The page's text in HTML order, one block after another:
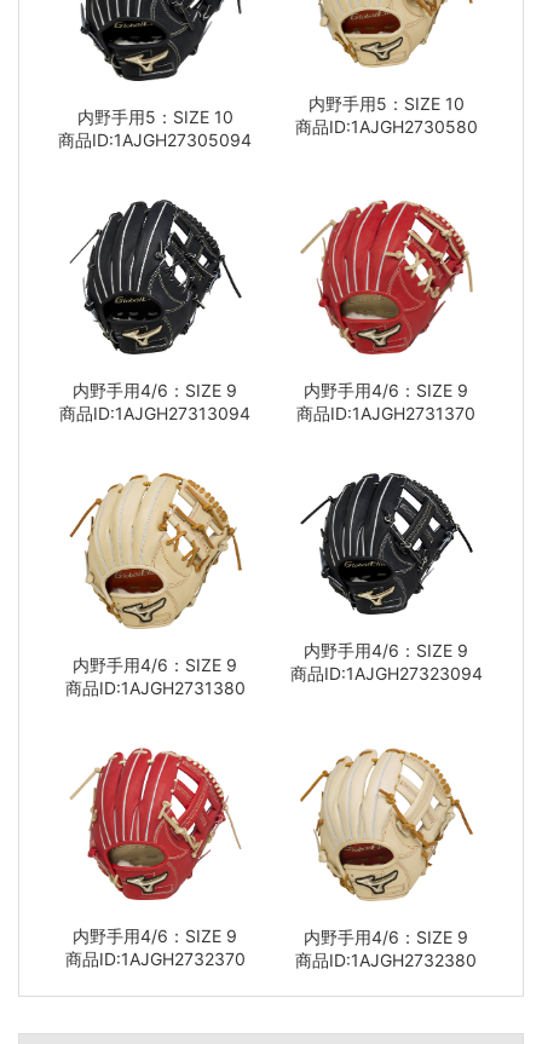
内野手用5：SIZE 10
商品ID:1AJGH27305094
内野手用5：SIZE 10
商品ID:1AJGH2730580
内野手用4/6：SIZE 9
商品ID:1AJGH27313094
内野手用4/6：SIZE 9
商品ID:1AJGH2731370
内野手用4/6：SIZE 9
商品ID:1AJGH2731380
内野手用4/6：SIZE 9
商品ID:1AJGH27323094
内野手用4/6：SIZE 9
商品ID:1AJGH2732370
内野手用4/6：SIZE 9
商品ID:1AJGH2732380